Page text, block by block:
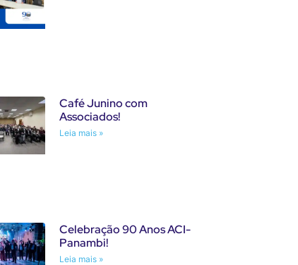
Café Junino com
Associados!
Leia mais »
Celebração 90 Anos ACI-
Panambi!
Leia mais »